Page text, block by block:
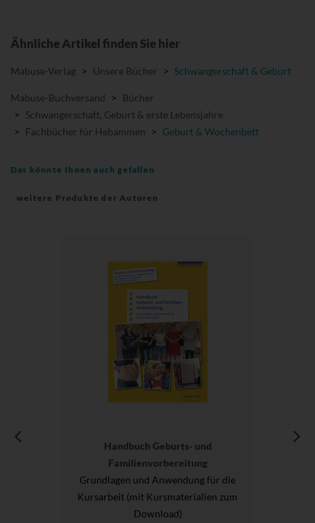
Ähnliche Artikel finden Sie hier
Mabuse-Verlag > Unsere Bücher > Schwangerschaft & Geburt
Mabuse-Buchversand > Bücher
> Schwangerschaft, Geburt & erste Lebensjahre
> Fachbücher für Hebammen > Geburt & Wochenbett
Das könnte Ihnen auch gefallen
weitere Produkte der Autoren
Handbuch Geburts- und
Familienvorbereitung
Grundlagen und Anwendung für die
Kursarbeit (mit Kursmaterialien zum
Download)